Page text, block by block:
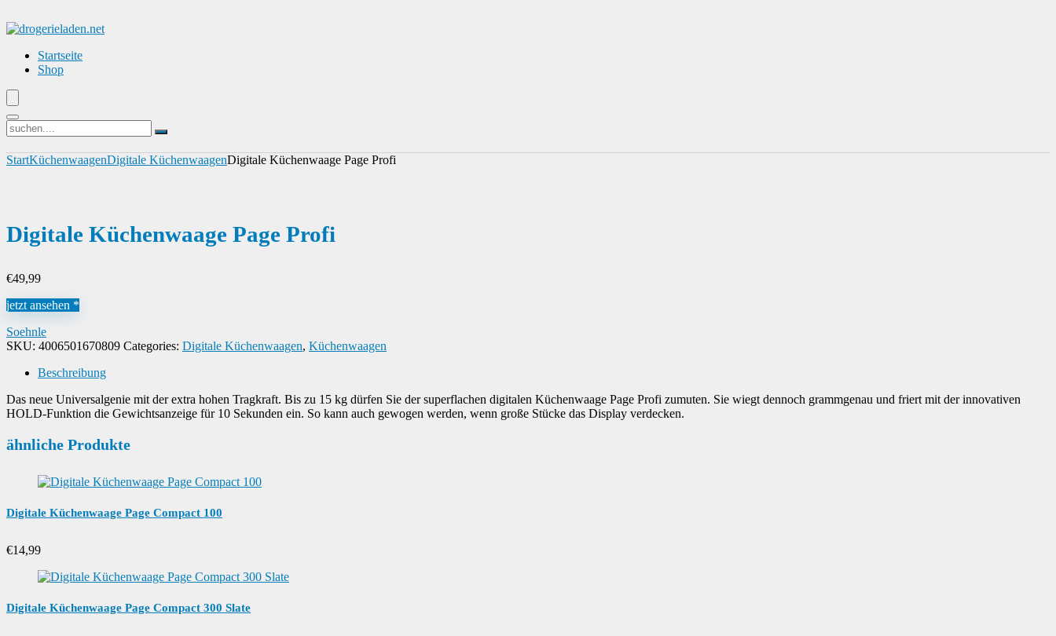
Startseite
Shop
StartKüchenwaagenDigitale KüchenwaagenDigitale Küchenwaage Page Profi
Digitale Küchenwaage Page Profi
€49,99
jetzt ansehen *
Soehnle
SKU: 4006501670809 Categories: Digitale Küchenwaagen, Küchenwaagen
Beschreibung
Das neue Universalgenie mit der extra hohen Tragkraft. Bis zu 15 kg dürfen Sie der superflachen digitalen Küchenwaage Page Profi zumuten. Sie wiegt dennoch grammgenau und friert mit der innovativen
HOLD-Funktion die Gewichtsanzeige für 10 Sekunden ein. So kann auch gewogen werden, wenn große Stücke das Display verdecken.
ähnliche Produkte
Digitale Küchenwaage Page Compact 100
€14,99
Digitale Küchenwaage Page Compact 300 Slate